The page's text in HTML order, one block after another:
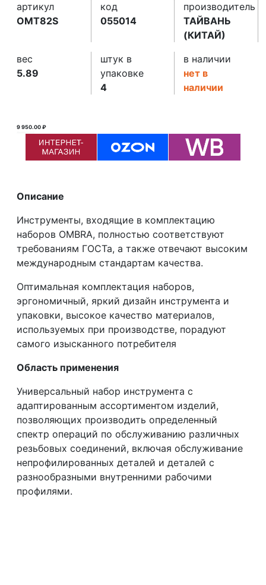
артикул
OMT82S
код
055014
производитель
ТАЙВАНЬ
(КИТАЙ)
вес
5.89
штук в
упаковке
4
в наличии
нет в
наличии
9 950.00 ₽
Описание
Инструменты, входящие в комплектацию
наборов OMBRA, полностью соответствуют
требованиям ГОСТа, а также отвечают высоким
международным стандартам качества.
Оптимальная комплектация наборов,
эргономичный, яркий дизайн инструмента и
упаковки, высокое качество материалов,
используемых при производстве, порадуют
самого изысканного потребителя
Область применения
Универсальный набор инструмента с
адаптированным ассортиментом изделий,
позволяющих производить определенный
спектр операций по обслуживанию различных
резьбовых соединений, включая обслуживание
непрофилированных деталей и деталей с
разнообразными внутренними рабочими
профилями.